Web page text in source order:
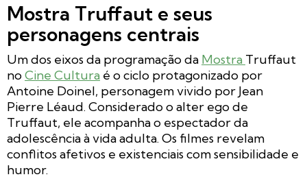
Mostra Truffaut e seus
personagens centrais
Um dos eixos da programação da Mostra Truffaut
noCine Cultura é o ciclo protagonizado por
Antoine Doinel, personagem vivido por Jean
Pierre Léaud. Considerado o alter ego de
Truffaut, ele acompanha o espectador da
adolescência à vida adulta. Os filmes revelam
conflitos afetivos e existenciais com sensibilidade e
humor.